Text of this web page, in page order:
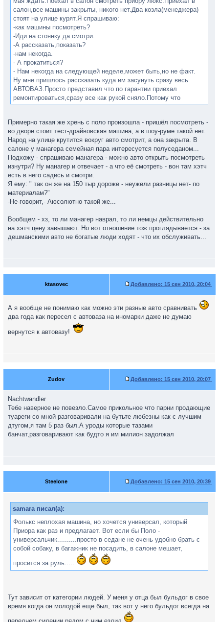
салон,все машины закрыты, никого нет.Два козла(менеджера)
стоят на улице курят.Я спрашиваю:
-как машины посмотреть?
-Иди на стоянку да смотри.
-А рассказать,показать?
-нам некогда.
- А прокатиться?
- Нам некогда на следующей неделе,может быть,но не факт.
Ну мне пришлось рассказать куда им засунуть сразу весь
АВТОВАЗ.Просто представил что по гарантии приехал
ремонтироваться,сразу все как рукой сняло.Потому что
безпроблемным он не будет.
Примерно такая же хрень с поло произошла - пришёл посмотреть -
во дворе стоит тест-драйвовская машина, а в шоу-руме такой нет.
Народ на улице крутится вокруг авто смотрит, а она закрыта. В
салоне у манагера семейная пара интересуется полуседаном...
Подхожу - спрашиваю манагера - можно авто открыть посмотреть
изнутри? Ну манагер и отвечает - а что её смотреть - вон там хэтч
есть в него садись и смотри.
Я ему: " так он же на 150 тыр дороже - неужели разницы нет- по
материалам?"
-Не-говорит,- Аюсолютно такой же...
Вообщем - хз, то ли манагер наврал, то ли немцы действительно
на хэтч цену завышают. Но вот отношение тож проглядывается - за
дешманскими авто не богатые люди ходят - что их обслуживать...
ktasovec Добавлено: 15 сен 2010, 20:04
А я вообще не понимаю как можно эти разные авто сравнивать
два года как пересел с автоваза на иномарки даже не думаю
вернутся к автовазу!
Zudov Добавлено: 15 сен 2010, 20:07
Nachtwandler
Тебе наверное не повезло.Самое прикольное что парни продающие
туареги со мной разговаривали на бутьте любезны как с лучшим
дтугом,я там 5 раз был.А уроды которые тазами
банчат,разговаривают как будто я им милион задолжал
Steelone Добавлено: 15 сен 2010, 20:39
samara писал(а):
Фолькс неплохая машина, но хочется универсал, который
Приора как раз и предлагает. Вот если бы Поло -
универсальчик..........просто в седане не очень удобно брать с
собой собаку, в багажник не посадить, в салоне мешает,
просится за руль.....
Тут зависит от категории людей. У меня у отца был бульдог в свое
время когда он молодой еще был, так вот у него бульдог всегда на